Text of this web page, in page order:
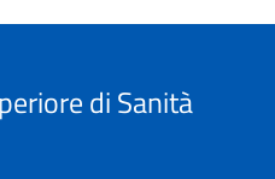
di Sanità